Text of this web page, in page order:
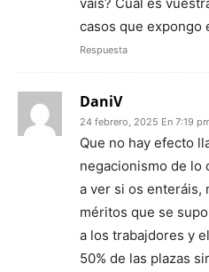
vais? Cuál es
casos que expongo
Respuesta
DaniV
24 febrero, 2025 En 7:19
Que no hay efecto
negacionismo de lo
a ver si os enteráis,
méritos que se
a los trabajdores y
50% de las plazas